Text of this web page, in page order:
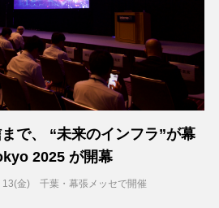
で、 “未来のインフラ”が幕
2025 が開幕
13(金) 千葉・幕張メッセで開催